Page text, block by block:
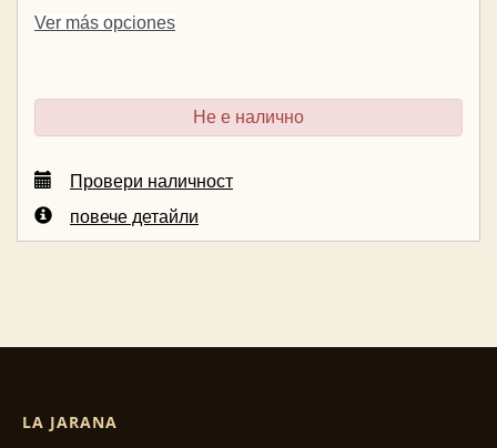
Ver más opciones
Не е налично
Провери наличност
повече детайли
LA JARANA